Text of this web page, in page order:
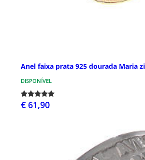
Anel faixa prata 925 dourada Maria
DISPONÍVEL
€ 61,90